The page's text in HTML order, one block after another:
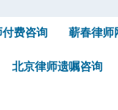
费咨询 蕲春律师
北京律师遗嘱咨询